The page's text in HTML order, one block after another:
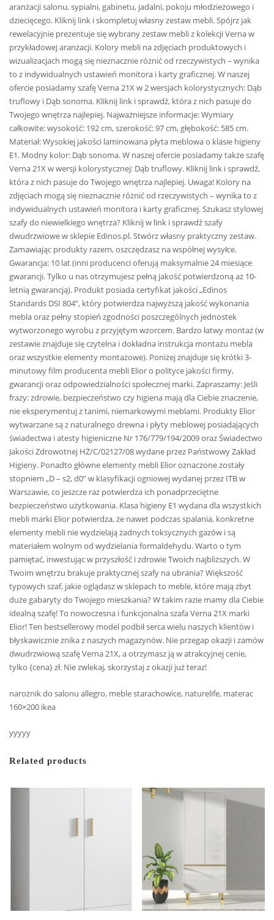
aranżacji salonu, sypialni, gabinetu, jadalni, pokoju młodzieżowego i
dziecięcego. Kliknij link i skompletuj własny zestaw mebli. Spójrz jak
rewelacyjnie prezentuje się wybrany zestaw mebli z kolekcji Verna w
przykładowej aranżacji. Kolory mebli na zdjęciach produktowych i
wizualizacjach mogą się nieznacznie różnić od rzeczywistych – wynika
to z indywidualnych ustawień monitora i karty graficznej. W naszej
ofercie posiadamy szafę Verna 21X w 2 wersjach kolorystycznych: Dąb
truflowy i Dąb sonoma. Kliknij link i sprawdź, która z nich pasuje do
Twojego wnętrza najlepiej. Najważniejsze informacje: Wymiary
całkowite: wysokość: 192 cm, szerokość: 97 cm, głębokość: 585 cm.
Materiał: Wysokiej jakości laminowana płyta meblowa o klasie higieny
E1. Modny kolor: Dąb sonoma. W naszej ofercie posiadamy także szafę
Verna 21X w wersji kolorystycznej: Dąb truflowy. Kliknij link i sprawdź,
która z nich pasuje do Twojego wnętrza najlepiej. Uwaga! Kolory na
zdjęciach mogą się nieznacznie różnić od rzeczywistych – wynika to z
indywidualnych ustawień monitora i karty graficznej. Szukasz stylowej
szafy do niewielkiego wnętrza? Kliknij w link i sprawdź szafy
dwudrzwiowe w sklepie Edinos.pl. Stwórz własny praktyczny zestaw.
Zamawiając produkty razem, oszczędzasz na współnej wysyłce.
Gwarancja: 10 lat (inni producenci oferują maksymalnie 24 miesiące
gwarancji. Tylko u nas otrzymujesz pełną jakość potwierdzoną aż 10-
letnią gwarancją). Produkt posiada certyfikat jakości „Edinos
Standards DSI 804”, który potwierdza najwyższą jakość wykonania
mebla oraz pełny stopień zgodności poszczególnych jednostek
wytworzonego wyrobu z przyjętym wzorcem. Bardzo łatwy montaż (w
zestawie znajduje się czytelna i dokładna instrukcja montażu mebla
oraz wszystkie elementy montażowe). Poniżej znajduje się krótki 3-
minutowy film producenta mebli Elior o polityce jakości firmy,
gwarancji oraz odpowiedzialności społecznej marki. Zapraszamy: Jeśli
frazy: zdrowie, bezpieczeństwo czy higiena mają dla Ciebie znaczenie,
nie eksperymentuj z tanimi, niemarkowymi meblami. Produkty Elior
wytwarzane są z naturalnego drewna i płyty meblowej posiadających
świadectwa i atesty higieniczne Nr 176/779/194/2009 oraz Świadectwo
Jakości Zdrowotnej HŻ/C/02127/08 wydane przez Państwowy Zakład
Higieny. Ponadto główne elementy mebli Elior oznaczone zostały
stopniem „D – s2, d0” w klasyfikacji ogniowej wydanej przez ITB w
Warszawie, co jeszcze raz potwierdza ich ponadprzeciętne
bezpieczeństwo użytkowania. Klasa higieny E1 wydana dla wszystkich
mebli marki Elior potwierdza, że nawet podczas spalania, konkretne
elementy mebli nie wydzielają żadnych toksycznych gazów i są
materiałem wolnym od wydzielania formaldehydu. Warto o tym
pamiętać, inwestując w przyszłość i zdrowie Twoich najbliższych. W
Twoim wnętrzu brakuje praktycznej szafy na ubrania? Większość
typowych szaf, jakie oglądasz w sklepach to meble, które mają zbyt
duże gabaryty do Twojego mieszkania? W takim razie mamy dla Ciebie
idealną szafę! To nowoczesna i funkcjonalna szafa Verna 21X marki
Elior! Ten bestsellerowy model podbił serca wielu naszych klientów i
błyskawicznie znika z naszych magazynów. Nie przegap okazji i zamów
dwudrzwiową szafę Verna 21X, a otrzymasz ją w atrakcyjnej cenie,
tylko {cena} zł. Nie zwlekaj, skorzystaj z okazji już teraz!
narożnik do salonu allegro, meble starachowice, naturelife, materac
160×200 ikea
yyyyy
Related products